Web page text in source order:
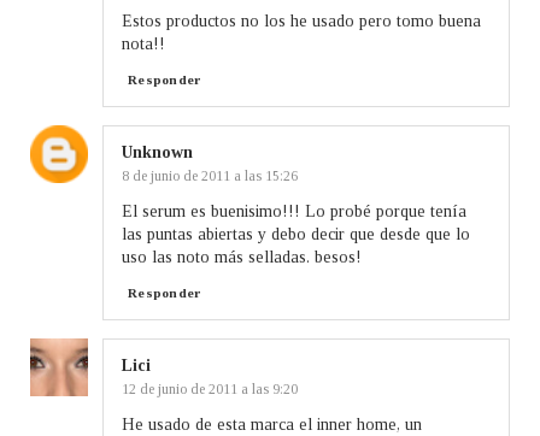
Estos productos no los he usado pero tomo buena
nota!!
Responder
Unknown
8 de junio de 2011 a las 15:26
El serum es buenisimo!!! Lo probé porque tenía
las puntas abiertas y debo decir que desde que lo
uso las noto más selladas. besos!
Responder
Lici
12 de junio de 2011 a las 9:20
He usado de esta marca el inner home, un